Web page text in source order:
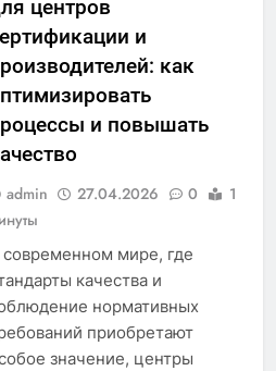
центров
и
как
и повышать
admin 27.04.2026 0
1
современном мире, где
качества и
нормативных
приобретают
значение, центры